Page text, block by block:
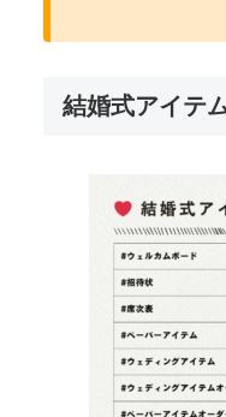
結婚式アイテ